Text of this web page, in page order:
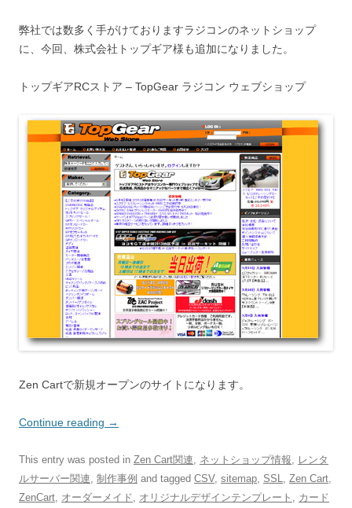
弊社では数多く手がけておりますラジコンのネットショップ
に、今回、株式会社トップギア様も追加になりました。
トップギアRCストア – TopGear ラジコン ウェブショップ
Zen Cartで新規オープンのサイトになります。
Continue reading →
This entry was posted in Zen Cart関連, ネットショップ情報, レンタ
ルサーバー関連, 制作事例 and tagged CSV, sitemap, SSL, Zen Cart,
ZenCart, オーダーメイド , オリジナルデザインテンプレート , カード